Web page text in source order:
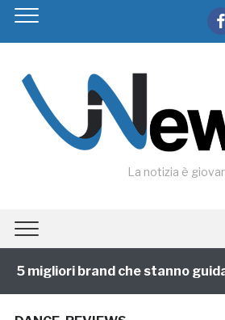
La notizia è
migliori brand che stanno